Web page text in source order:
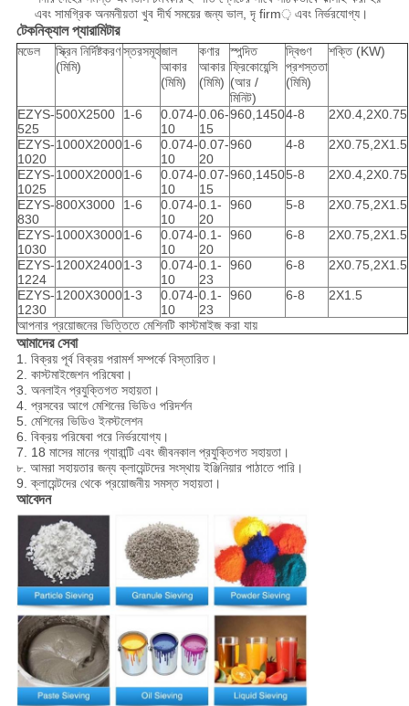
এবং সামগ্রিক অনমনীয়তা খুব দীর্ঘ সময়ের জন্য ভাল, দৃ firm় এবং নির্ভরযোগ্য।
টেকনিক্যাল প্যারামিটার
মডেল
স্ক্রিন নির্দিষ্টকরণ
(মিমি)
স্তরসমূহজাল
আকার
(মিমি)
কণার
আকার
(মিমি)
স্পন্দিত
ফ্রিকোয়েন্সি
(আর /
মিনিট)
দ্বিগুণ
প্রশস্ততা
(মিমি)
শক্তি (KW)
EZYS-
525
500X2500 1-6
0.074-
10
0.06-
15
960,14504-8 2X0.4,2X0.75
EZYS-
1020
1000X20001-6
0.074-
10
0.07-
20
960 4-8 2X0.75,2X1.5
EZYS-
1025
1000X20001-6
0.074-
10
0.07-
15
960,14505-8 2X0.4,2X0.75
EZYS-
830
800X3000 1-6
0.074-
10
0.1-
20
960 5-8 2X0.75,2X1.5
EZYS-
1030
1000X30001-6
0.074-
10
0.1-
20
960 6-8 2X0.75,2X1.5
EZYS-
1224
1200X24001-3
0.074-
10
0.1-
23
960 6-8 2X0.75,2X1.5
EZYS-
1230
1200X30001-3
0.074-
10
0.1-
23
960 6-8 2X1.5
আপনার প্রয়োজনের ভিত্তিতে মেশিনটি কাস্টমাইজ করা যায়
আমাদের সেবা
1. বিক্রয় পূর্ব বিক্রয় পরামর্শ সম্পর্কে বিস্তারিত।
2. কাস্টমাইজেশন পরিষেবা।
3. অনলাইন প্রযুক্তিগত সহায়তা।
4. প্রসবের আগে মেশিনের ভিডিও পরিদর্শন
5. মেশিনের ভিডিও ইনস্টলেশন
6. বিক্রয় পরিষেবা পরে নির্ভরযোগ্য।
7. 18 মাসের মানের গ্যারান্টি এবং জীবনকাল প্রযুক্তিগত সহায়তা।
৮. আমরা সহায়তার জন্য ক্লায়েন্টদের সংস্থায় ইঞ্জিনিয়ার পাঠাতে পারি।
9. ক্লায়েন্টদের থেকে প্রয়োজনীয় সমস্ত সহায়তা।
আবেদন